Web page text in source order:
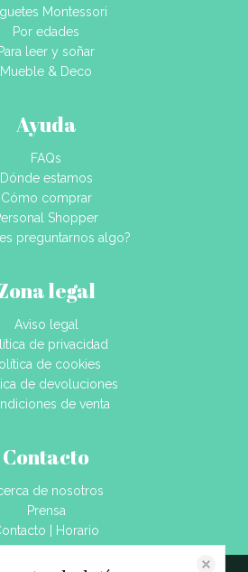
Montessori
Por edades
leer y soñar
Mueble & Deco
Ayuda
FAQs
Dónde estamos
Cómo comprar
Shopper
preguntarnos algo?
legal
Aviso legal
de privacidad
de cookies
de devoluciones
de venta
Contacto
de nosotros
Prensa
| Horario
Dónde estamos